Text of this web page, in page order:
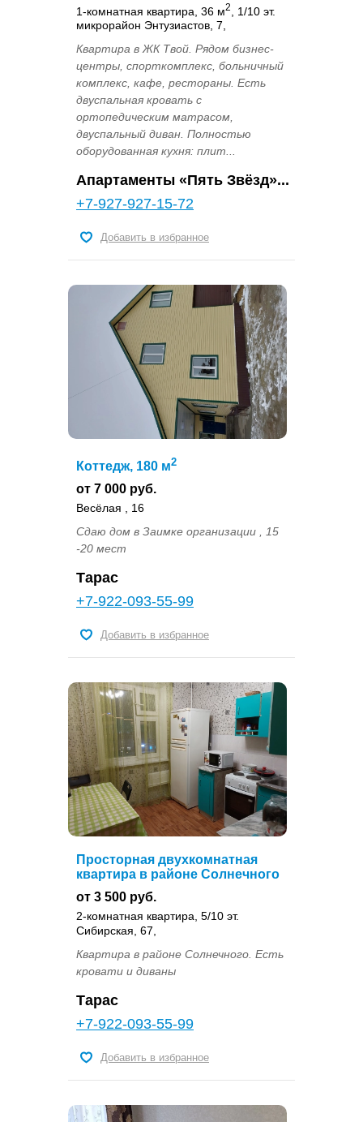
1-комнатная квартира, 36 м2
, 1/10 эт.
микрорайон Энтузиастов, 7,
Квартира в ЖК Твой. Рядом бизнес-
центры, спорткомплекс, больничный
комплекс, кафе, рестораны. Есть
двуспальная кровать с
ортопедическим матрасом,
двуспальный диван. Полностью
оборудованная кухня: плит...
Апартаменты «Пять Звёзд»...
+7-927-927-15-72
Добавить в избранное
Коттедж, 180 м2
от 7 000 руб.
Весёлая , 16
Сдаю дом в Заимке организации , 15
-20 мест
Тарас
+7-922-093-55-99
Добавить в избранное
Просторная двухкомнатная
квартира в районе Солнечного
от 3 500 руб.
2-комнатная квартира, 5/10 эт.
Сибирская, 67,
Квартира в районе Солнечного. Есть
кровати и диваны
Тарас
+7-922-093-55-99
Добавить в избранное